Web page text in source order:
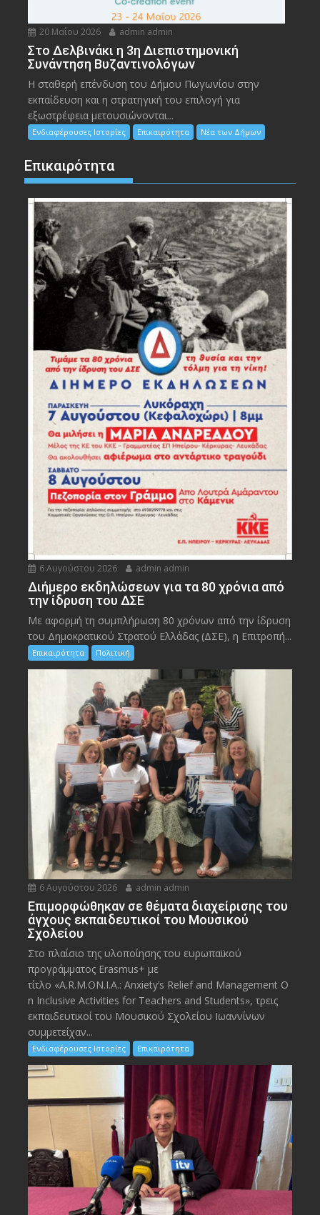
20 Μαΐου 2026 admin admin
Στο Δελβινάκι η 3η Διεπιστημονική
Συνάντηση Βυζαντινολόγων
Η σταθερή επένδυση του Δήμου Πωγωνίου στην
εκπαίδευση και η στρατηγική του επιλογή για
εξωστρέφεια μετουσιώνονται...
Ενδιαφέρουσες Ιστορίες Επικαιρότητα Νέα των Δήμων
Επικαιρότητα
6 Αυγούστου 2026 admin admin
Διήμερο εκδηλώσεων για τα 80 χρόνια από
την ίδρυση του ΔΣΕ
Με αφορμή τη συμπλήρωση 80 χρόνων από την ίδρυση
του Δημοκρατικού Στρατού Ελλάδας (ΔΣΕ), η Επιτροπή...
Επικαιρότητα Πολιτική
6 Αυγούστου 2026 admin admin
Eπιμορφώθηκαν σε θέματα διαχείρισης του
άγχους εκπαιδευτικοί του Μουσικού
Σχολείου
Στο πλαίσιο της υλοποίησης του ευρωπαϊκού
προγράμματος Erasmus+ με
τίτλο «A.R.M.ON.I.A.: Anxiety’s Relief and Management O
n Inclusive Activities for Teachers and Students», τρεις
εκπαιδευτικοί του Μουσικού Σχολείου Ιωαννίνων
συμμετείχαν...
Ενδιαφέρουσες Ιστορίες Επικαιρότητα